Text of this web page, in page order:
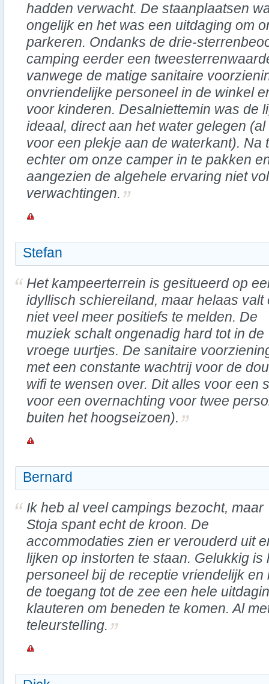
hadden verwacht. De staanplaatsen
ongelijk en het was een uitdaging om
parkeren. Ondanks de drie-
camping eerder een
vanwege de matige sanitaire
onvriendelijke personeel in de winkel
voor kinderen. Desalniettemin was de
ideaal, direct aan het water gelegen
voor een plekje aan de waterkant). Na
echter om onze camper in te pakken
aangezien de algehele ervaring niet
verwachtingen.
Stefan
Het kampeerterrein is gesitueerd op
idyllisch schiereiland, maar helaas valt
niet veel meer positiefs te melden. De
muziek schalt ongenadig hard tot in de
vroege uurtjes. De sanitaire
met een constante wachtrij voor de
wifi te wensen over. Dit alles voor een
voor een overnachting voor twee
buiten het hoogseizoen).
Bernard
Ik heb al veel campings bezocht, maar
Stoja spant echt de kroon. De
accommodaties zien er verouderd uit
lijken op instorten te staan. Gelukkig is
personeel bij de receptie vriendelijk
de toegang tot de zee een hele
klauteren om beneden te komen. Al
teleurstelling.